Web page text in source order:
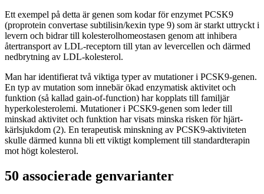
Ett exempel på detta är genen som kodar för enzymet PCSK9
(proprotein convertase subtilisin/kexin type 9) som är starkt uttryckt i
levern och bidrar till kolesterolhomeostasen genom att inhibera
återtransport av LDL-receptorn till ytan av levercellen och därmed
nedbrytning av LDL-kolesterol.
Man har identifierat två viktiga typer av mutationer i PCSK9-genen.
En typ av mutation som innebär ökad enzymatisk aktivitet och
funktion (så kallad gain-of-function) har kopplats till familjär
hyperkolesterolemi. Mutationer i PCSK9-genen som leder till
minskad aktivitet och funktion har visats minska risken för hjärt-
kärlsjukdom (2). En terapeutisk minskning av PCSK9-aktiviteten
skulle därmed kunna bli ett viktigt komplement till standardterapin
mot högt kolesterol.
50 associerade genvarianter